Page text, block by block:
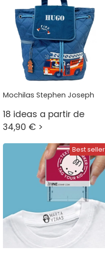
Mochilas Stephen Joseph
18 ideas a partir de
34,90 € >